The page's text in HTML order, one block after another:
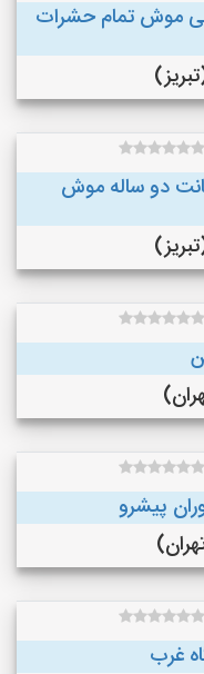
موش تمام حشرات
دو ساله موش
پیشرو
غرب